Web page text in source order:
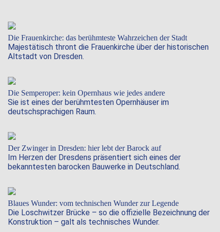
Die Frauenkirche: das berühmteste Wahrzeichen der Stadt
Majestätisch thront die Frauenkirche über der historischen
Altstadt von Dresden.
Die Semperoper: kein Opernhaus wie jedes andere
Sie ist eines der berühmtesten Opernhäuser im
deutschsprachigen Raum.
Der Zwinger in Dresden: hier lebt der Barock auf
Im Herzen der Dresdens präsentiert sich eines der
bekanntesten barocken Bauwerke in Deutschland.
Blaues Wunder: vom technischen Wunder zur Legende
Die Loschwitzer Brücke – so die offizielle Bezeichnung der
Konstruktion – galt als technisches Wunder.